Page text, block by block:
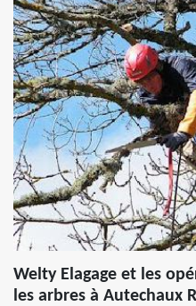
Welty Elagage et les
les arbres à Autechaux